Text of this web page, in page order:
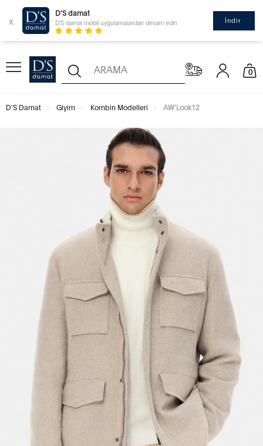
x
D'S damat
D'S damat mobil uygulamasından devam edin İndir
0
D'S Damat Giyim Kombin Modelleri AW'Look12